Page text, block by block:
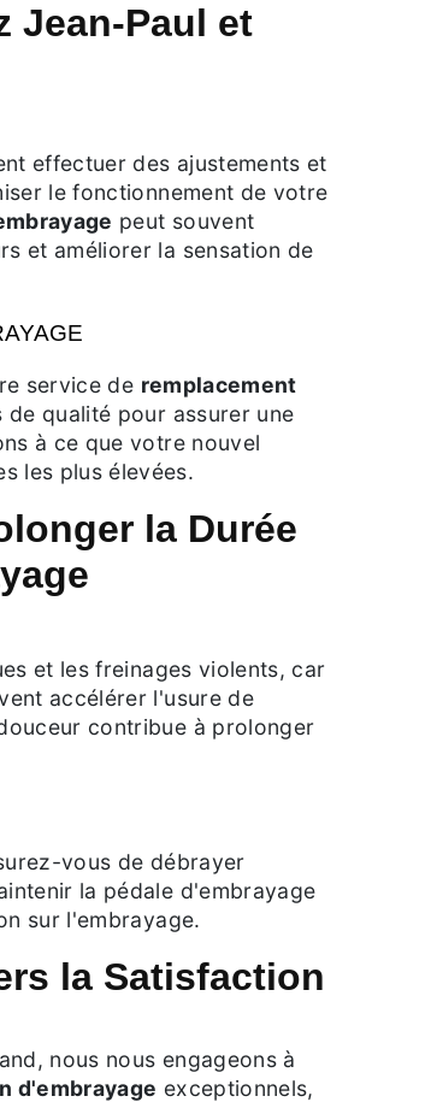
Jean-Paul et
effectuer des ajustements et
le fonctionnement de votre
peut souvent
et améliorer la sensation de
service de remplacement
de qualité pour assurer une
à ce que votre nouvel
les plus élevées.
la Durée
et les freinages violents, car
accélérer l'usure de
contribue à prolonger
vous de débrayer
la pédale d'embrayage
sur l'embrayage.
la Satisfaction
nous nous engageons à
d'embrayage exceptionnels,